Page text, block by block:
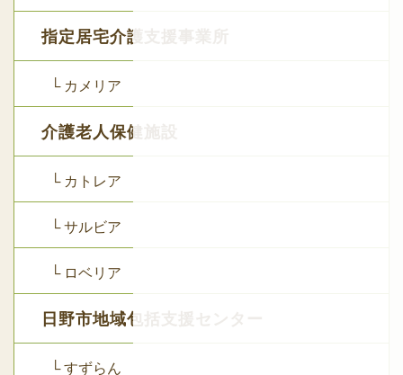
指定居宅介護支援事業所
└ カメリア
介護老人保健施設
└ カトレア
└ サルビア
└ ロベリア
日野市地域包括支援センター
└ すずらん